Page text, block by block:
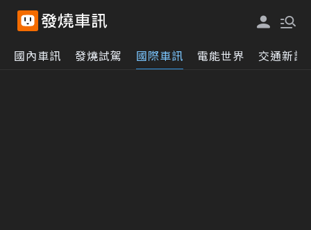
國內車訊 發燒試駕 國際車訊 電能世界 交通新訊